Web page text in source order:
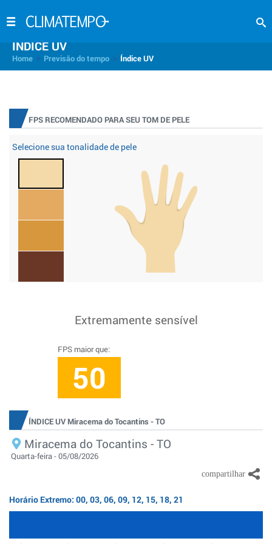
INDICE UV
Home Previsão do tempo Índice UV
FPS RECOMENDADO PARA SEU TOM DE PELE
Selecione sua tonalidade de pele
Extremamente sensível
FPS maior que:
50
ÍNDICE UV Miracema do Tocantins - TO
Miracema do Tocantins - TO
Quarta-feira - 05/08/2026
Horário Extremo: 00, 03, 06, 09, 12, 15, 18, 21